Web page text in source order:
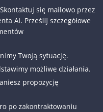
się mailowo przez
AI. Prześlij szczegółowe
Twoją sytuację.
możliwe działania.
propozycję
po zakontraktowaniu